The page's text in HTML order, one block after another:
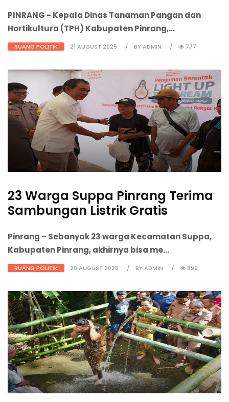
PINRANG - Kepala Dinas Tanaman Pangan dan
Hortikultura (TPH) Kabupaten Pinrang,...
RUANG POLITIK 21 AUGUST 2025 BY ADMIN 777
23 Warga Suppa Pinrang Terima
Sambungan Listrik Gratis
Pinrang – Sebanyak 23 warga Kecamatan Suppa,
Kabupaten Pinrang, akhirnya bisa me...
RUANG POLITIK 20 AUGUST 2025 BY ADMIN 899